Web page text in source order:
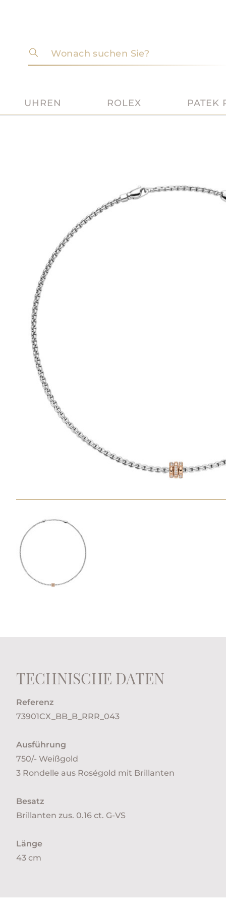
Wonach suchen Sie?
UHREN ROLEX PATEK
TECHNISCHE DATEN
Referenz
73901CX_BB_B_RRR_043
Ausführung
750/- Weißgold
3 Rondelle aus Roségold mit Brillanten
Besatz
Brillanten zus. 0.16 ct. G-VS
Länge
43 cm